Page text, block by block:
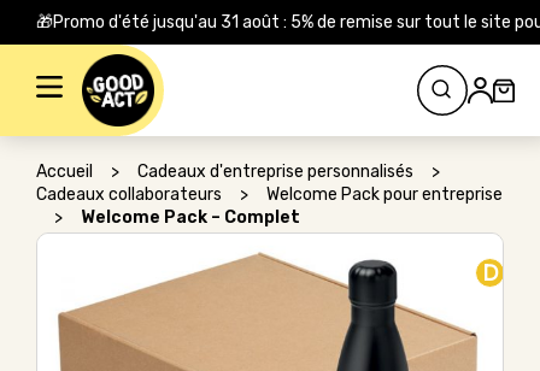
🎁Promo d'été jusqu'au 31 août : 5% de remise sur tout le site
Rechercher :
Accueil > Cadeaux d'entreprise personnalisés
>
Cadeaux collaborateurs
>
Welcome Pack pour entreprise
>
Welcome Pack – Complet
D